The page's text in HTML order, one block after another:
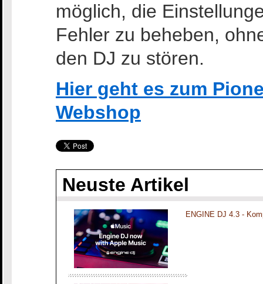
möglich, die
Fehler zu beheben,
den DJ zu stören.
Hier geht es zum
Webshop
Neuste Artikel
ENGINE DJ 4.3 -